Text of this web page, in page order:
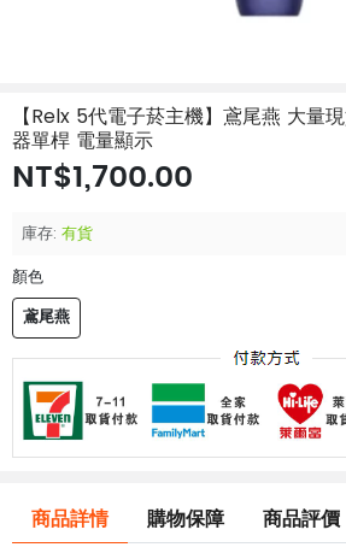
【Relx 5代電子菸主機】鳶尾燕 大量
器單桿 電量顯示
NT$1,700.00
庫存: 有貨
顏色
鳶尾燕
商品詳情 購物保障 商品評價